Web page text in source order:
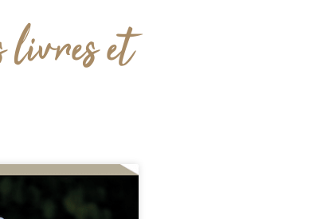
livres et